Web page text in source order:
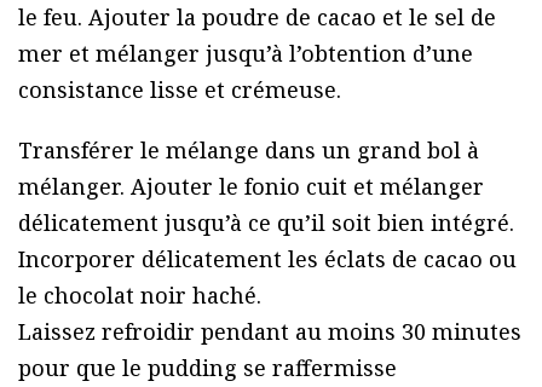
le feu. Ajouter la poudre de cacao et le sel de
mer et mélanger jusqu’à l’obtention d’une
consistance lisse et crémeuse.
Transférer le mélange dans un grand bol à
mélanger. Ajouter le fonio cuit et mélanger
délicatement jusqu’à ce qu’il soit bien intégré.
Incorporer délicatement les éclats de cacao ou
le chocolat noir haché.
Laissez refroidir pendant au moins 30 minutes
pour que le pudding se raffermisse